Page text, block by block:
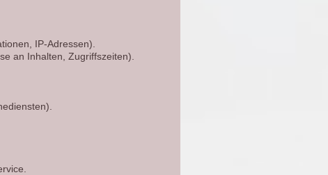
IP-Adressen).
an Inhalten, Zugriffszeiten).